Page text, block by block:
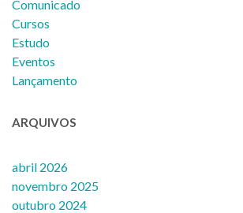
Comunicado
Cursos
Estudo
Eventos
Lançamento
ARQUIVOS
abril 2026
novembro 2025
outubro 2024